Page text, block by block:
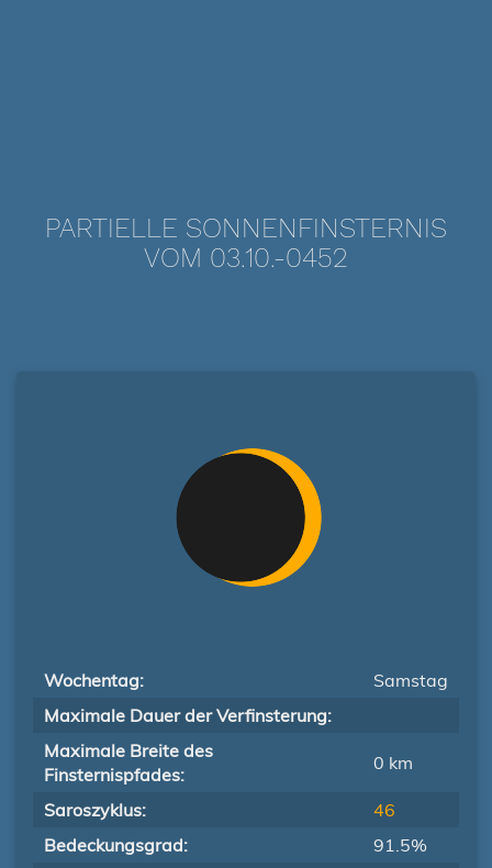
PARTIELLE SONNENFINSTERNIS
VOM 03.10.-0452
Wochentag:
Samstag
Maximale Dauer der Verfinsterung:
Maximale Breite des
Finsternispfades:
0 km
Saroszyklus:
46
Bedeckungsgrad:
91.5%